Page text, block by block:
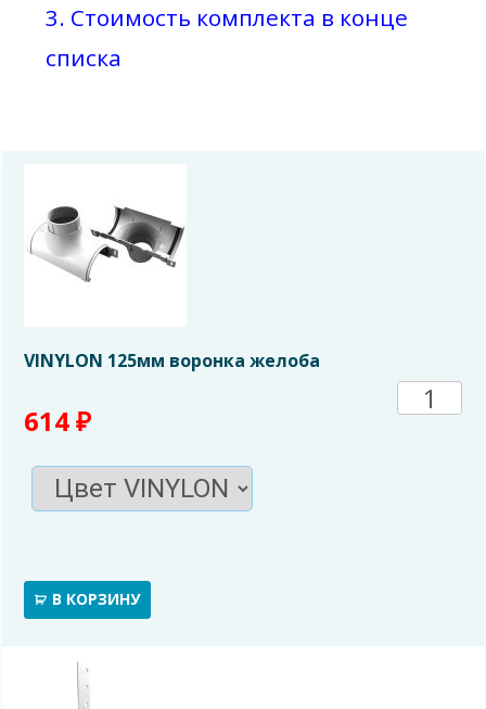
3. Стоимость комплекта в конце
списка
VINYLON 125мм воронка желоба
614₽
В КОРЗИНУ